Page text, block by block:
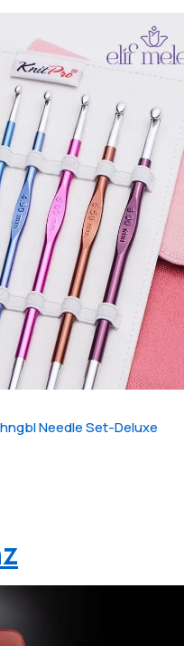
Needle Set-Deluxe